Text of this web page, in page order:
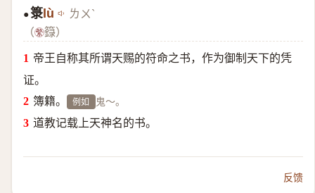
●箓 lù ㄌㄨˋ
（
籙）
帝王自称其所谓天赐的符命之书，作为御制天下的凭
证。
簿籍。
例如 鬼～。
道教记载上天神名的书。
反馈